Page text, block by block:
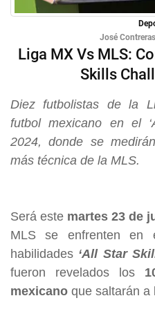
José Contreras
Liga MX Vs MLS:
Skills
Diez futbolistas de la
futbol mexicano en el
2024, donde se
más técnica de la MLS.
Será este martes 23 de
MLS se enfrenten en
habilidades ‘All Star
fueron revelados los
mexicano que saltarán a